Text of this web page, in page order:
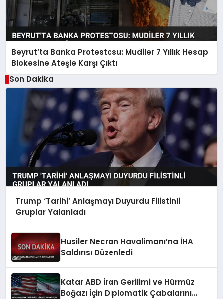
Beyrut’ta Banka Protestosu: Mudiler 7 Yıllık Hesap
Blokesine Ateşle Karşı Çıktı
Son Dakika
Trump ‘Tarihi’ Anlaşmayı Duyurdu Filistinli
Gruplar Yalanladı
Husiler Necran Havalimanı’na İHA
Saldırısı Düzenledi
Katar ABD İran Gerilimi ve Hürmüz
Boğazı İçin Diplomatik Çabalarını